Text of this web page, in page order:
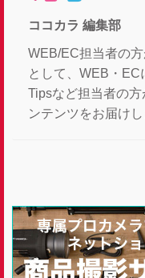
ココカラ 編集部
WEB/EC担当者の
として、WEB・EC
Tipsなど担当者の
ンテンツをお届けし